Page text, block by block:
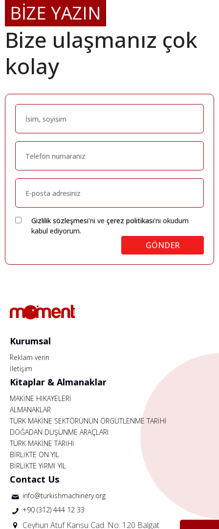
BİZE YAZIN
Bize ulaşmanız çok
kolay
Gizlilik sözleşmesi'ni ve çerez politikası'nı okudum
kabul ediyorum.
GÖNDER
Kurumsal
Reklam verin
İletişim
Kitaplar & Almanaklar
MAKİNE HİKAYELERİ
ALMANAKLAR
TÜRK MAKİNE SEKTÖRÜNÜN ÖRGÜTLENME TARİHİ
DOĞADAN DÜŞÜNME ARAÇLARI
TÜRK MAKİNE TARİHİ
BİRLİKTE ON YIL
BİRLİKTE YİRMİ YIL
Contact Us
info@turkishmachinery.org
+90 (312) 444 12 33
Ceyhun Atuf Kansu Cad. No: 120 Balgat